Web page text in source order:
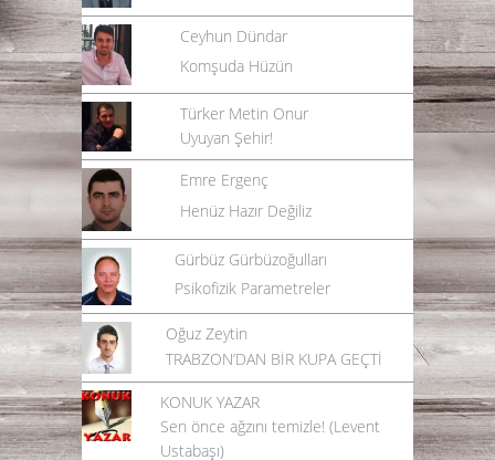
Ceyhun Dündar
Komşuda Hüzün
Türker Metin Onur
Uyuyan Şehir!
Emre Ergenç
Henüz Hazır Değiliz
Gürbüz Gürbüzoğulları
Psikofizik Parametreler
Oğuz Zeytin
TRABZON’DAN BİR KUPA GEÇTİ
KONUK YAZAR
Sen önce ağzını temizle! (Levent
Ustabaşı)